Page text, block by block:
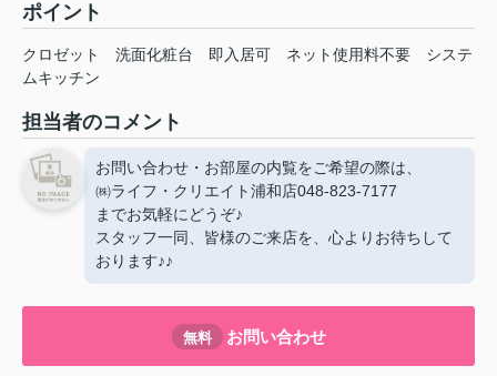
ポイント
クロゼット 洗面化粧台 即入居可 ネット使用料不要
システ
ムキッチン
担当者のコメント
お問い合わせ・お部屋の内覧をご希望の際は、
㈱ライフ・クリエイト浦和店048-823-7177
までお気軽にどうぞ♪
スタッフ一同、皆様のご来店を、心よりお待ちして
おります♪♪
無料 お問い合わせ